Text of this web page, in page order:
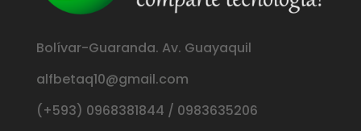
Bolívar-Guaranda. Av. Guayaquil
alfbetaq10@gmail.com
(+593) 0968381844 / 0983635206